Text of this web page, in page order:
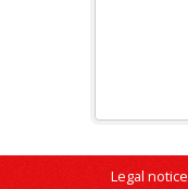
Legal notice